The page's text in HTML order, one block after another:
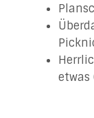
etwas